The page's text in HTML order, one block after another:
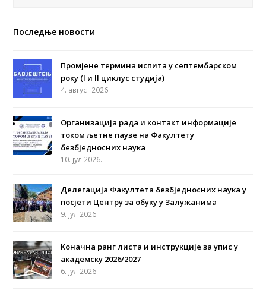
Последње новости
Промјене термина испита у септембарском
року (I и II циклус студија)
4. август 2026.
Организација рада и контакт информације
током љетне паузе на Факултету
безбједносних наука
10. јул 2026.
Делегација Факултета безбједносних наука у
посјети Центру за обуку у Залужанима
9. јул 2026.
Коначна ранг листа и инструкције за упис у
академску 2026/2027
6. јул 2026.